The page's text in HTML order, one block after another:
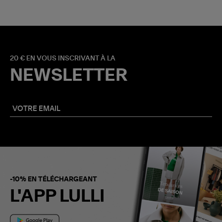
20 € EN VOUS INSCRIVANT À LA
NEWSLETTER
-10% EN TÉLÉCHARGEANT
L'APP LULLI